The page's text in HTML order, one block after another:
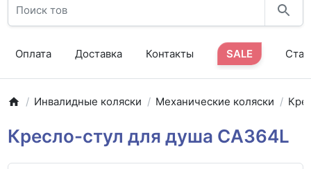
Оплата Доставка Контакты SALE
Инвалидные коляски Механические коляски
Кресло-стул для душа CA364L